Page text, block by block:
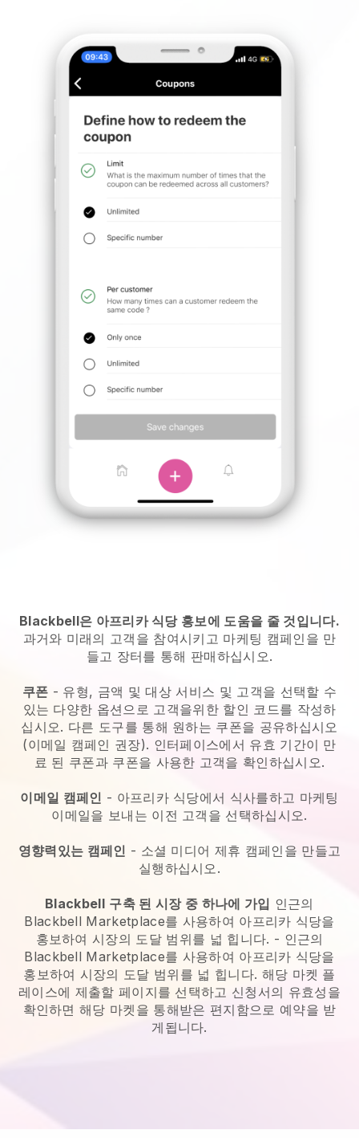
Blackbell은 아프리카 식당 홍보에 도움을 줄 것입니다.
과거와 미래의 고객을 참여시키고 마케팅 캠페인을 만
들고 장터를 통해 판매하십시오.
쿠폰 - 유형, 금액 및 대상 서비스 및 고객을 선택할 수
있는 다양한 옵션으로 고객을위한 할인 코드를 작성하
십시오. 다른 도구를 통해 원하는 쿠폰을 공유하십시오
(이메일 캠페인 권장). 인터페이스에서 유효 기간이 만
료 된 쿠폰과 쿠폰을 사용한 고객을 확인하십시오.
이메일 캠페인 - 아프리카 식당에서 식사를하고 마케팅
이메일을 보내는 이전 고객을 선택하십시오.
영향력있는 캠페인 - 소셜 미디어 제휴 캠페인을 만들고
실행하십시오.
Blackbell 구축 된 시장 중 하나에 가입 인근의
Blackbell Marketplace를 사용하여 아프리카 식당을
홍보하여 시장의 도달 범위를 넓 힙니다. - 인근의
Blackbell Marketplace를 사용하여 아프리카 식당을
홍보하여 시장의 도달 범위를 넓 힙니다. 해당 마켓 플
레이스에 제출할 페이지를 선택하고 신청서의 유효성을
확인하면 해당 마켓을 통해받은 편지함으로 예약을 받
게됩니다.